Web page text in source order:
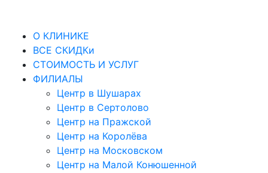
О КЛИНИКЕ
ВСЕ СКИДКи
СТОИМОСТЬ И УСЛУГ
ФИЛИАЛЫ
Центр в Шушарах
Центр в Сертолово
Центр на Пражской
Центр на Королёва
Центр на Московском
Центр на Малой Конюшенной